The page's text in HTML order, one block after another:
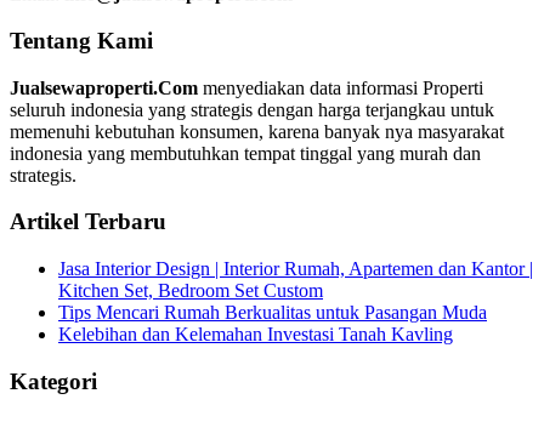
Tentang Kami
Jualsewaproperti.Com menyediakan data informasi Properti
seluruh indonesia yang strategis dengan harga terjangkau untuk
memenuhi kebutuhan konsumen, karena banyak nya masyarakat
indonesia yang membutuhkan tempat tinggal yang murah dan
strategis.
Artikel Terbaru
Jasa Interior Design | Interior Rumah, Apartemen dan Kantor |
Kitchen Set, Bedroom Set Custom
Tips Mencari Rumah Berkualitas untuk Pasangan Muda
Kelebihan dan Kelemahan Investasi Tanah Kavling
Kategori